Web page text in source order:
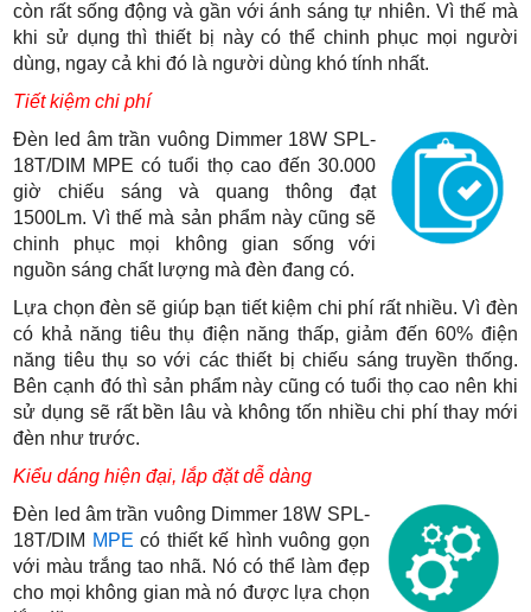
còn rất sống động và gần với ánh sáng tự nhiên. Vì thế mà
khi sử dụng thì thiết bị này có thể chinh phục mọi người
dùng, ngay cả khi đó là người dùng khó tính nhất.
Tiết kiệm chi phí
Đèn led âm trần vuông Dimmer 18W SPL-
18T/DIM MPE có tuổi thọ cao đến 30.000
giờ chiếu sáng và quang thông đạt
1500Lm. Vì thế mà sản phẩm này cũng sẽ
chinh phục mọi không gian sống với
nguồn sáng chất lượng mà đèn đang có.
Lựa chọn đèn sẽ giúp bạn tiết kiệm chi phí rất nhiều. Vì đèn
có khả năng tiêu thụ điện năng thấp, giảm đến 60% điện
năng tiêu thụ so với các thiết bị chiếu sáng truyền thống.
Bên cạnh đó thì sản phẩm này cũng có tuổi thọ cao nên khi
sử dụng sẽ rất bền lâu và không tốn nhiều chi phí thay mới
đèn như trước.
Kiểu dáng hiện đại, lắp đặt dễ dàng
Đèn led âm trần vuông Dimmer 18W SPL-
18T/DIM MPE có thiết kế hình vuông gọn
với màu trắng tao nhã. Nó có thể làm đẹp
cho mọi không gian mà nó được lựa chọn